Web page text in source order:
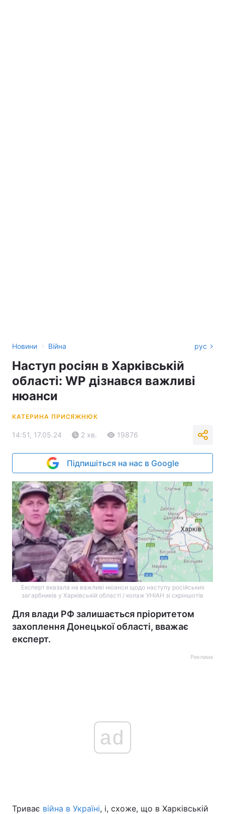
Новини › Війна рус
Наступ росіян в Харківській
області: WP дізнався важливі
нюанси
КАТЕРИНА ПРИСЯЖНЮК
14:51, 17.05.24 2 хв. 19876
Підпишіться на нас в Google
Експерт вказала на важливі нюанси щодо наступу російських
загарбників у Харківській області / колаж УНІАН зі скріншотів
Для влади РФ залишається пріоритетом
захоплення Донецької області, вважає
експерт.
Реклама
ad
Триває війна в Україні, і, схоже, що в Харківській